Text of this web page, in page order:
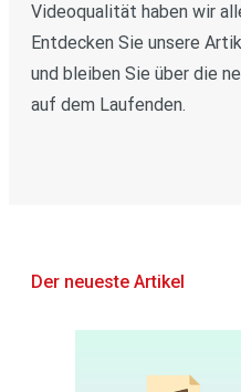
Videoqualität haben wir
Entdecken Sie unsere
und bleiben Sie über die
auf dem Laufenden.
Der neueste Artikel